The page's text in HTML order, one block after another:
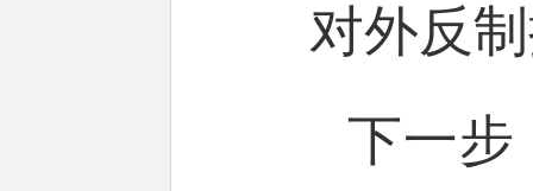
对外反
下一步